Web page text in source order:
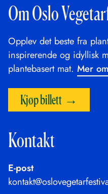
Om Oslo
Opplev det beste fra
inspirerende og idyllisk
plantebasert mat. Mer
Kjøp billett
Kontakt
E-post